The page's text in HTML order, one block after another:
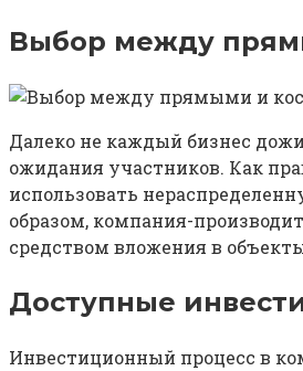
Выбор между
Далеко не каждый бизнес
ожидания участников. Как
использовать
образом, компания-
средством вложения в
Доступные
Инвестиционный процесс в